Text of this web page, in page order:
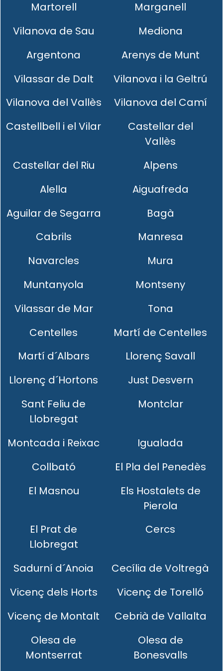
Martorell
Marganell
Vilanova de Sau
Mediona
Argentona
Arenys de Munt
Vilassar de Dalt
Vilanova i la Geltrú
Vilanova del Vallès
Vilanova del Camí
Castellbell i el Vilar
Castellar del
Vallès
Castellar del Riu
Alpens
Alella
Aiguafreda
Aguilar de Segarra
Bagà
Cabrils
Manresa
Navarcles
Mura
Muntanyola
Montseny
Vilassar de Mar
Tona
Centelles
Martí de Centelles
Martí d´Albars
Llorenç Savall
Llorenç d´Hortons
Just Desvern
Sant Feliu de
Llobregat
Montclar
Montcada i Reixac
Igualada
Collbató
El Pla del Penedès
El Masnou
Els Hostalets de
Pierola
El Prat de
Llobregat
Cercs
Sadurní d´Anoia
Cecília de Voltregà
Vicenç dels Horts
Vicenç de Torelló
Vicenç de Montalt
Cebrià de Vallalta
Olesa de
Montserrat
Olesa de
Bonesvalls